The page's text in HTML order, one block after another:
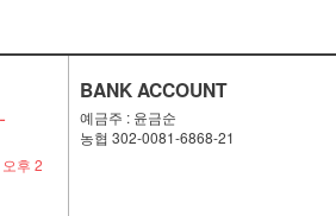
후 2
BANK ACCOUNT
예금주 : 윤금순
농협 302-0081-6868-21